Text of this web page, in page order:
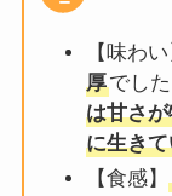
【味わい
厚でした
は甘さ
に生き
【食感】